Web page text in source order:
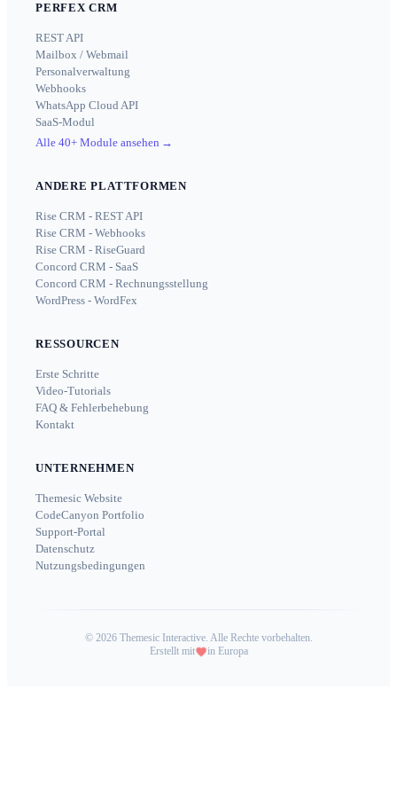
PERFEX CRM
REST API
Mailbox / Webmail
Personalverwaltung
Webhooks
WhatsApp Cloud API
SaaS-Modul
Alle 40+ Module ansehen →
ANDERE PLATTFORMEN
Rise CRM - REST API
Rise CRM - Webhooks
Rise CRM - RiseGuard
Concord CRM - SaaS
Concord CRM - Rechnungsstellung
WordPress - WordFex
RESSOURCEN
Erste Schritte
Video-Tutorials
FAQ & Fehlerbehebung
Kontakt
UNTERNEHMEN
Themesic Website
CodeCanyon Portfolio
Support-Portal
Datenschutz
Nutzungsbedingungen
© 2026 Themesic Interactive. Alle Rechte vorbehalten.
Erstellt mit
in Europa